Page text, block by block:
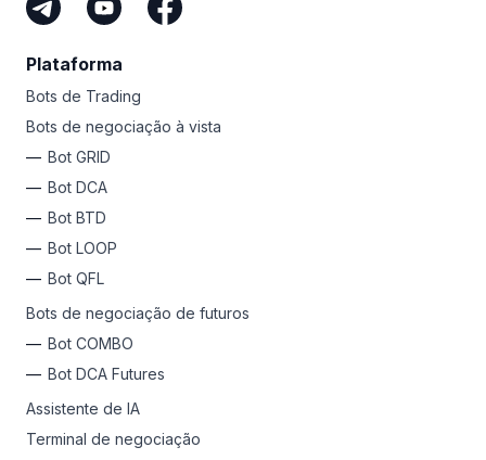
estratégia de negociação sólida, o bot COMBO pode
aumentar seus lucros em dez vezes.
Volte para a calculadora de criptomoedas e o conversor
ver como o mercado está e ajustar sua estratégia com
base em atualizações em tempo real.
Plataforma
Bots de Trading
Bots de negociação à vista
Bot GRID
Bot DCA
Bot BTD
Bot LOOP
Bot QFL
Bots de negociação de futuros
Bot COMBO
Bot DCA Futures
Assistente de IA
Terminal de negociação